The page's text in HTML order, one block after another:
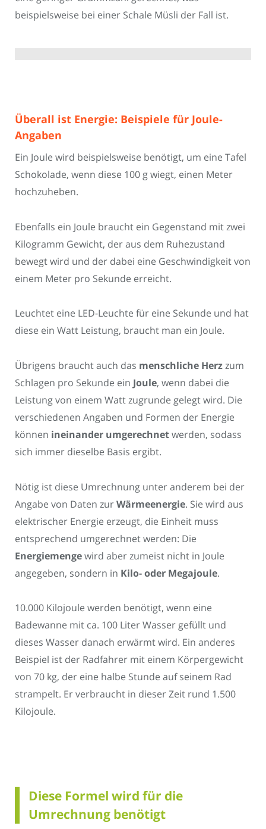
beispielsweise bei einer Schale Müsli der Fall ist.
Überall ist Energie: Beispiele für Joule-
Angaben
Ein Joule wird beispielsweise benötigt, um eine Tafel
Schokolade, wenn diese 100 g wiegt, einen Meter
hochzuheben.
Ebenfalls ein Joule braucht ein Gegenstand mit zwei
Kilogramm Gewicht, der aus dem Ruhezustand
bewegt wird und der dabei eine Geschwindigkeit von
einem Meter pro Sekunde erreicht.
Leuchtet eine LED-Leuchte für eine Sekunde und hat
diese ein Watt Leistung, braucht man ein Joule.
Übrigens braucht auch das menschliche Herzzum
Schlagen pro Sekunde ein Joule, wenn dabei die
Leistung von einem Watt zugrunde gelegt wird. Die
verschiedenen Angaben und Formen der Energie
können ineinander umgerechnetwerden, sodass
sich immer dieselbe Basis ergibt.
Nötig ist diese Umrechnung unter anderem bei der
Angabe von Daten zurWärmeenergie. Sie wird aus
elektrischer Energie erzeugt, die Einheit muss
entsprechend umgerechnet werden: Die
Energiemengewird aber zumeist nicht in Joule
angegeben, sondern in Kilo- oder Megajoule.
10.000 Kilojoule werden benötigt, wenn eine
Badewanne mit ca. 100 Liter Wasser gefüllt und
dieses Wasser danach erwärmt wird. Ein anderes
Beispiel ist der Radfahrer mit einem Körpergewicht
von 70 kg, der eine halbe Stunde auf seinem Rad
strampelt. Er verbraucht in dieser Zeit rund 1.500
Kilojoule.
Diese Formel wird für die
Umrechnung benötigt